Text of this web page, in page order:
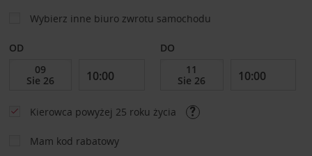
Wybierz inne biuro zwrotu samochodu
OD DO
Kierowca powyżej 25 roku życia
Mam kod rabatowy